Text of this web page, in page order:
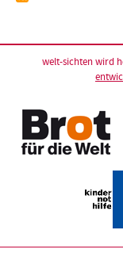
welt-sichten wird